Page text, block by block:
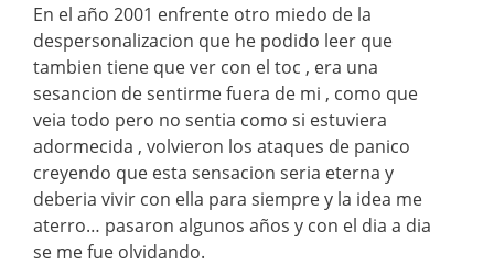
En el año 2001 enfrente otro miedo de la
despersonalizacion que he podido leer que
tambien tiene que ver con el toc , era una
sesancion de sentirme fuera de mi , como que
veia todo pero no sentia como si estuviera
adormecida , volvieron los ataques de panico
creyendo que esta sensacion seria eterna y
deberia vivir con ella para siempre y la idea me
aterro… pasaron algunos años y con el dia a dia
se me fue olvidando.